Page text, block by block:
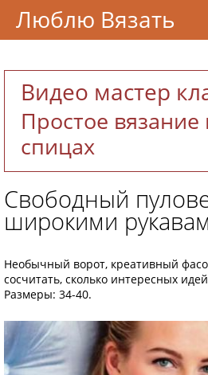
Видео мастер
Простое вязание
спицах
Свободный
широкими
Необычный ворот, креативный
сосчитать, сколько интересных
Размеры: 34-40.
Люблю Вязать